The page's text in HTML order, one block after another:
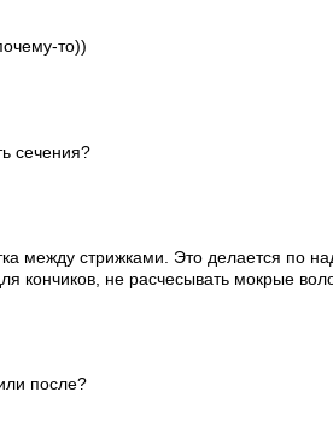
то))
сечения?
между стрижками. Это делается по
кончиков, не расчесывать мокрые
после?